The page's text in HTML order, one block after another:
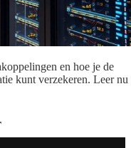
en hoe je de
kunt verzekeren. Leer nu